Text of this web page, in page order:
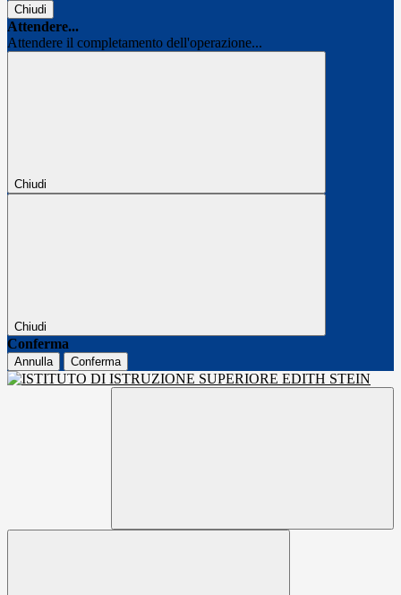
Chiudi
Attendere...
Attendere il completamento dell'operazione...
Chiudi
Chiudi
Conferma
Annulla Conferma